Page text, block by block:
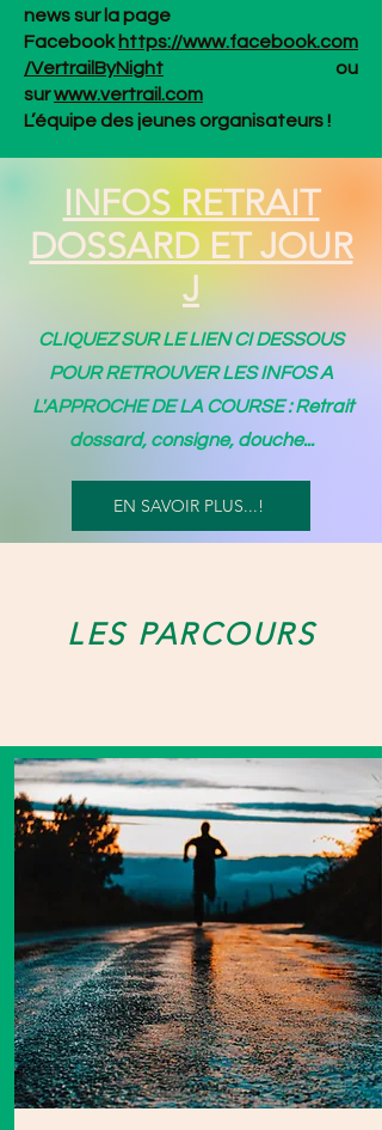
news sur la page
Facebook https://www.facebook.com
/VertrailByNight ou
surwww.vertrail.com
L’équipe des jeunes organisateurs !
INFOS RETRAIT
DOSSARD ET JOUR
J
CLIQUEZ SUR LE LIEN CI DESSOUS
POUR RETROUVER LES INFOS A
L'APPROCHE DE LA COURSE : Retrait
dossard, consigne, douche...
EN SAVOIR PLUS...!
LES PARCOURS